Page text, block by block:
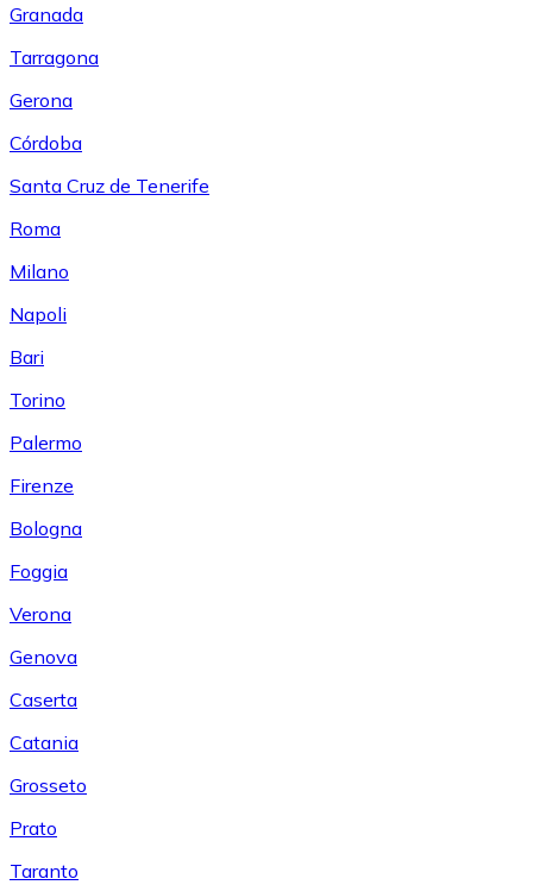
Granada
Tarragona
Gerona
Córdoba
Santa Cruz de Tenerife
Roma
Milano
Napoli
Bari
Torino
Palermo
Firenze
Bologna
Foggia
Verona
Genova
Caserta
Catania
Grosseto
Prato
Taranto